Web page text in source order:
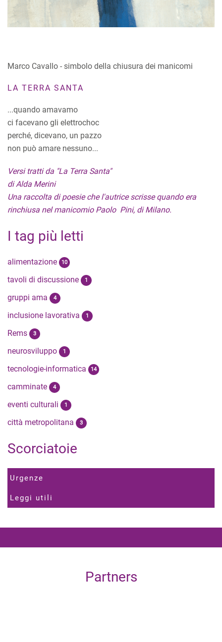
Marco Cavallo - simbolo della chiusura dei manicomi
LA TERRA SANTA
...quando amavamo
ci facevano gli elettrochoc
perché, dicevano, un pazzo
non può amare nessuno...
Versi tratti da "La Terra Santa"
di Alda Merini
Una raccolta di poesie che l'autrice scrisse quando era
rinchiusa nel manicomio Paolo Pini, di Milano.
I tag più letti
alimentazione 10
tavoli di discussione 1
gruppi ama 4
inclusione lavorativa 1
Rems 3
neurosviluppo 1
tecnologie-informatica 14
camminate 4
eventi culturali 1
città metropolitana 3
Scorciatoie
Urgenze
Leggi utili
Partners